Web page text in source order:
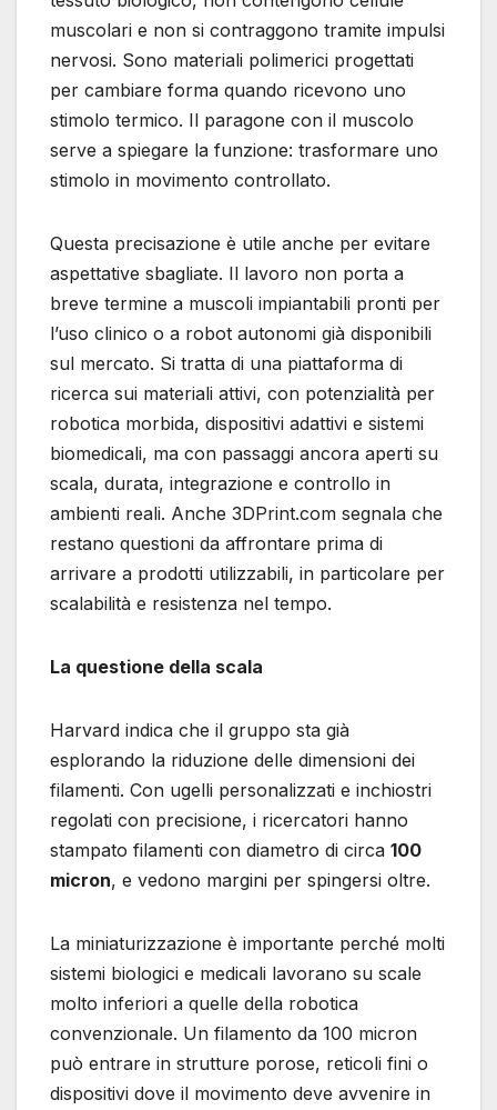
muscolari e non si contraggono tramite impulsi
nervosi. Sono materiali polimerici progettati
per cambiare forma quando ricevono uno
stimolo termico. Il paragone con il muscolo
serve a spiegare la funzione: trasformare uno
stimolo in movimento controllato.
Questa precisazione è utile anche per evitare
aspettative sbagliate. Il lavoro non porta a
breve termine a muscoli impiantabili pronti per
l’uso clinico o a robot autonomi già disponibili
sul mercato. Si tratta di una piattaforma di
ricerca sui materiali attivi, con potenzialità per
robotica morbida, dispositivi adattivi e sistemi
biomedicali, ma con passaggi ancora aperti su
scala, durata, integrazione e controllo in
ambienti reali. Anche 3DPrint.com segnala che
restano questioni da affrontare prima di
arrivare a prodotti utilizzabili, in particolare per
scalabilità e resistenza nel tempo.
La questione della scala
Harvard indica che il gruppo sta già
esplorando la riduzione delle dimensioni dei
filamenti. Con ugelli personalizzati e inchiostri
regolati con precisione, i ricercatori hanno
stampato filamenti con diametro di circa 100
micron, e vedono margini per spingersi oltre.
La miniaturizzazione è importante perché molti
sistemi biologici e medicali lavorano su scale
molto inferiori a quelle della robotica
convenzionale. Un filamento da 100 micron
può entrare in strutture porose, reticoli fini o
dispositivi dove il movimento deve avvenire in